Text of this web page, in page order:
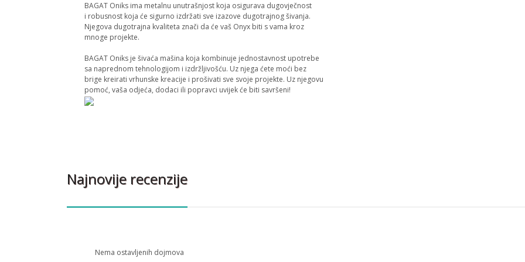
BAGAT Oniks ima metalnu unutrašnjost koja osigurava dugovječnost
i robusnost koja će sigurno izdržati sve izazove dugotrajnog šivanja.
Njegova dugotrajna kvaliteta znači da će vaš Onyx biti s vama kroz
mnoge projekte.
BAGAT Oniks je šivaća mašina koja kombinuje jednostavnost upotrebe
sa naprednom tehnologijom i izdržljivošću. Uz njega ćete moći bez
brige kreirati vrhunske kreacije i prošivati ​​sve svoje projekte. Uz njegovu
pomoć, vaša odjeća, dodaci ili popravci uvijek će biti savršeni!
Najnovije recenzije
Nema ostavljenih dojmova